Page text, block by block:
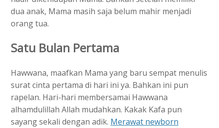
dua anak, Mama masih saja belum mahir menjadi
orang tua.
Satu Bulan Pertama
Hawwana, maafkan Mama yang baru sempat menulis
surat cinta pertama di hari ini ya. Bahkan ini pun
rapelan. Hari-hari membersamai Hawwana
alhamdulillah Allah mudahkan. Kakak Kafa pun
sayang sekali dengan adik. Merawat newborn